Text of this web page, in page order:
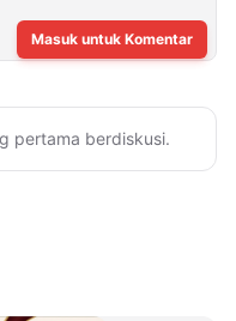
Masuk untuk Komentar
pertama berdiskusi.